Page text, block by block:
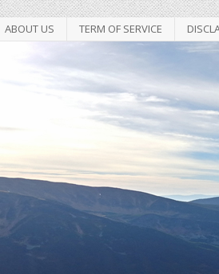
ABOUT US TERM OF SERVICE